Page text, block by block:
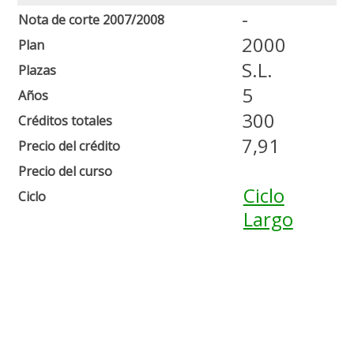
Nota de corte 2007/2008
Plan
Plazas
Años
Créditos totales
Precio del crédito
Precio del curso
Ciclo
-
2000
S.L.
5
300
7,91
Ciclo
Largo